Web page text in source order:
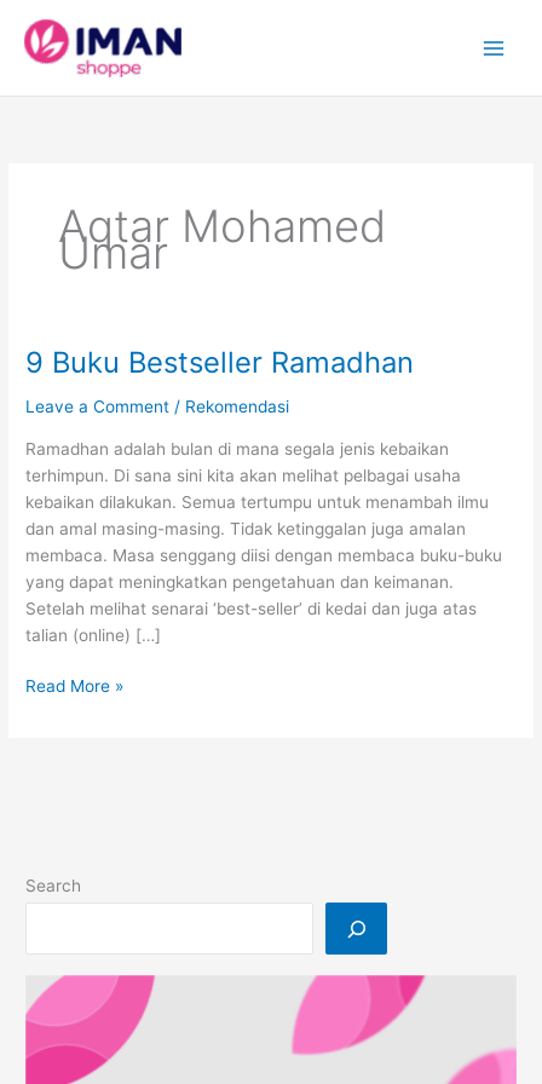
content
Aqtar Mohamed
Umar
9 Buku Bestseller Ramadhan
Leave a Comment / Rekomendasi
Ramadhan adalah bulan di mana segala jenis kebaikan
terhimpun. Di sana sini kita akan melihat pelbagai usaha
kebaikan dilakukan. Semua tertumpu untuk menambah ilmu
dan amal masing-masing. Tidak ketinggalan juga amalan
membaca. Masa senggang diisi dengan membaca buku-buku
yang dapat meningkatkan pengetahuan dan keimanan.
Setelah melihat senarai ‘best-seller’ di kedai dan juga atas
talian (online) […]
9
Read More »
Search